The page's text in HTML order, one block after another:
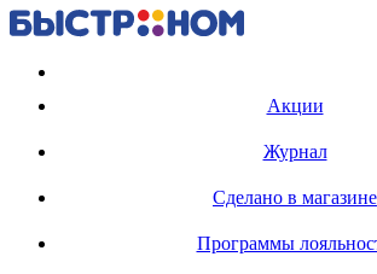
Акции
Журнал
Сделано в магазине
Программы